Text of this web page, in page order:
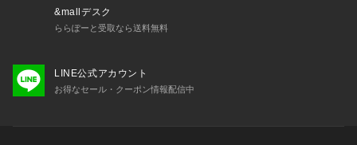
&mallデスク
ららぽーと受取なら送料無料
LINE公式アカウント
お得なセール・クーポン情報配信中